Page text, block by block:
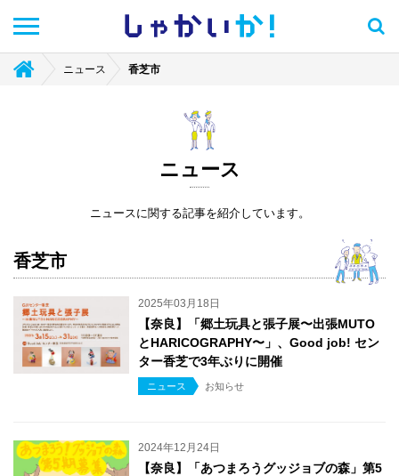
しゃかい か！
ニュース 香芝市
ニュース
ニュースに関する記事を紹介しています。
香芝市
2025年03月18日
【奈良】「郷土玩具と張子展〜出張MUTO
とHARICOGRAPHY〜」、Good job! セン
ター香芝で3年ぶりに開催
ニュース お知らせ
2024年12月24日
【奈良】「あつまろうグッジョブの森」第5